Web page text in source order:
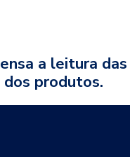
a leitura das
produtos.